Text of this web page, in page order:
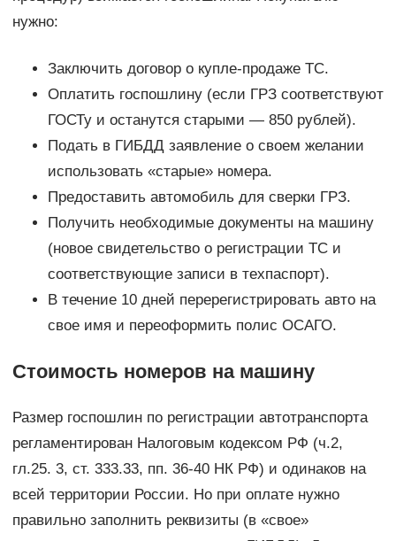
нужно:
Заключить договор о купле-продаже ТС.
Оплатить госпошлину (если ГРЗ соответствуют
ГОСТу и останутся старыми — 850 рублей).
Подать в ГИБДД заявление о своем желании
использовать «старые» номера.
Предоставить автомобиль для сверки ГРЗ.
Получить необходимые документы на машину
(новое свидетельство о регистрации ТС и
соответствующие записи в техпаспорт).
В течение 10 дней перерегистрировать авто на
свое имя и переоформить полис ОСАГО.
Стоимость номеров на машину
Размер госпошлин по регистрации автотранспорта
регламентирован Налоговым кодексом РФ (ч.2,
гл.25. 3, ст. 333.33, пп. 36-40 НК РФ) и одинаков на
всей территории России. Но при оплате нужно
правильно заполнить реквизиты (в «свое»